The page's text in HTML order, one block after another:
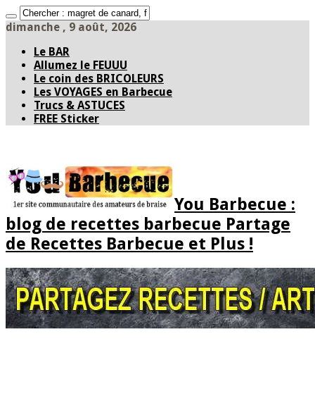
dimanche , 9 août, 2026
Le BAR
Allumez le FEUUU
Le coin des BRICOLEURS
Les VOYAGES en Barbecue
Trucs & ASTUCES
FREE Sticker
You Barbecue :
blog de recettes barbecue Partage
de Recettes Barbecue et Plus !